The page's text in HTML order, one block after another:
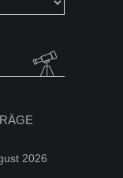
2026